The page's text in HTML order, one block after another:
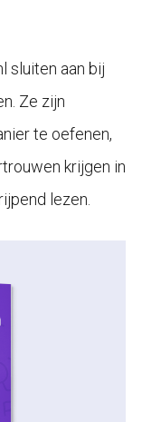
sluiten aan bij
Ze zijn
te oefenen,
krijgen in
lezen.